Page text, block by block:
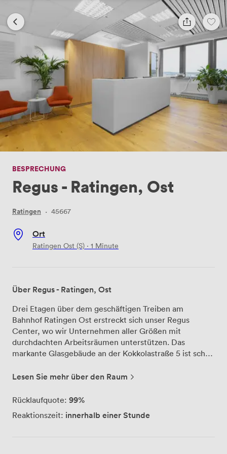
BESPRECHUNG
Regus - Ratingen, Ost
Ratingen · 45667
Ort
Ratingen Ost (S) · 1 Minute
Über Regus - Ratingen, Ost
Drei Etagen über dem geschäftigen Treiben am
Bahnhof Ratingen Ost erstreckt sich unser Regus
Center, wo wir Unternehmen aller Größen mit
durchdachten Arbeitsräumen unterstützen. Das
markante Glasgebäude an der Kokkolastraße 5 ist schon
Etagen lichtdurchflutete Flächen für konzentriertes
besonders gern für wichtige Meetings - die ruhige
perfekten Rahmen für produktive Gespräche. Auf der
Lesen Sie mehr über den Raum
Rücklaufquote: 99%
Reaktionszeit: innerhalb einer Stunde